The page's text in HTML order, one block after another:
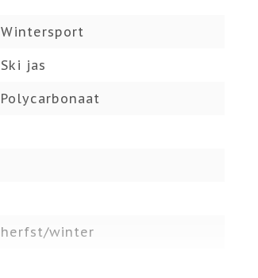
Wintersport
Ski jas
Polycarbonaat
herfst/winter